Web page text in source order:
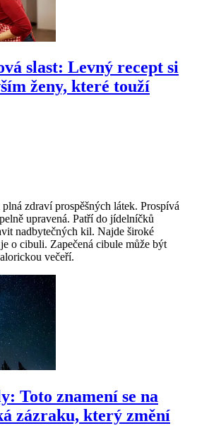
slast: Levný recept si
ženy, které touží
zdraví prospěšných látek. Prospívá
upravená. Patří do jídelníčků
nadbytečných kil. Najde široké
o cibuli. Zapečená cibule může být
večeří.
Toto znamení se na
zázraku, který změní